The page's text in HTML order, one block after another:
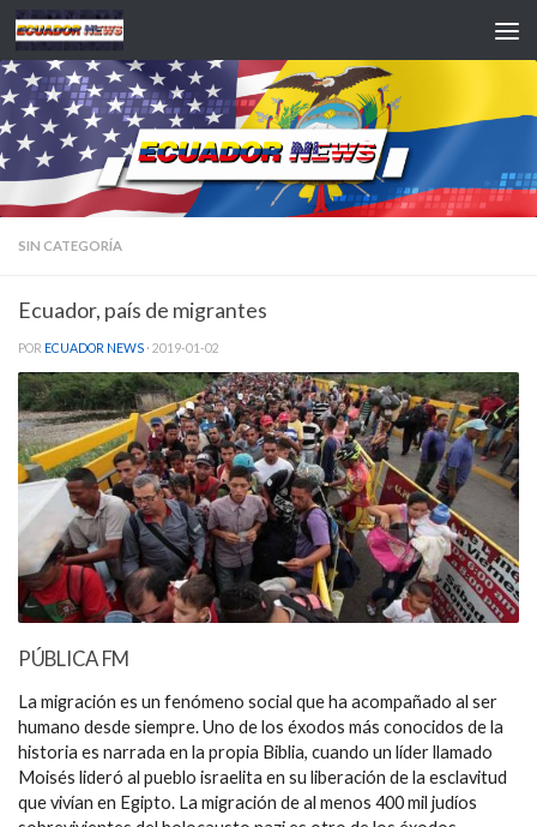
Saltar al contenido
SIN CATEGORÍA
Ecuador, país de migrantes
POR ECUADOR NEWS · 2019-01-02
PÚBLICA FM
La migración es un fenómeno social que ha acompañado al ser
humano desde siempre. Uno de los éxodos más conocidos de la
historia es narrada en la propia Biblia, cuando un líder llamado
Moisés lideró al pueblo israelita en su liberación de la esclavitud
que vivían en Egipto. La migración de al menos 400 mil judíos